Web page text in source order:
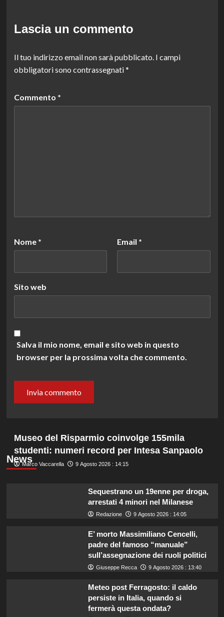
Lascia un commento
Il tuo indirizzo email non sarà pubblicato. I campi
obbligatori sono contrassegnati*
Commento *
Nome * Email *
Sito web
Salva il mio nome, email e sito web in questo
browser per la prossima volta che commento.
News
Museo del Risparmio coinvolge 155mila
studenti: numeri record per Intesa Sanpaolo
Marco Vaccarella 9 Agosto 2026 : 14:15
Sequestrano un 19enne per droga,
arrestati 4 minori nel Milanese
Redazione 9 Agosto 2026 : 14:05
E’ morto Massimiliano Cencelli,
padre del famoso “manuale”
sull’assegnazione dei ruoli politici
Giuseppe Recca 9 Agosto 2026 : 13:40
Meteo post Ferragosto: il caldo
persiste in Italia, quando si
fermerà questa ondata?